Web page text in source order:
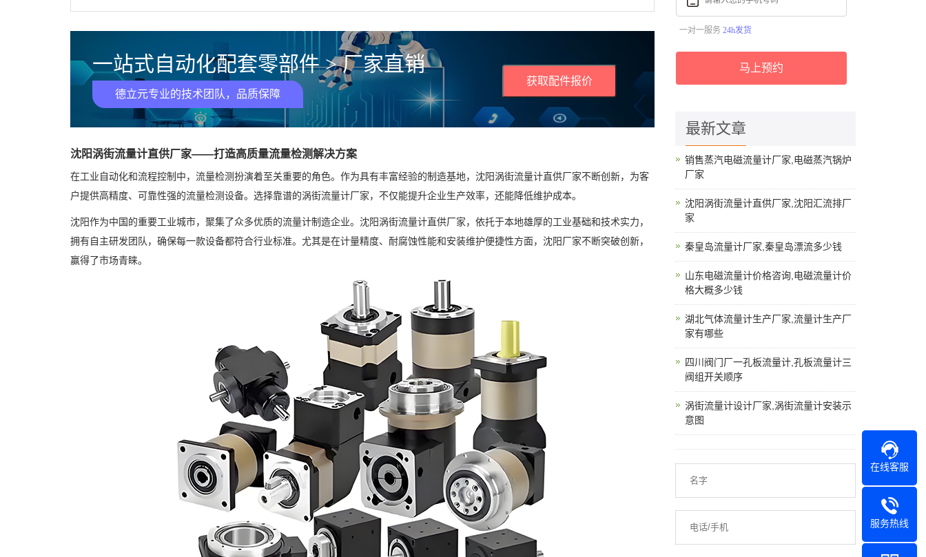
一站式自动化配套零部件 > 厂家直销
德立元专业的技术团队，品质保障
获取配件报价
沈阳涡街流量计直供厂家——打造高质量流量检测解决方案
在工业自动化和流程控制中，流量检测扮演着至关重要的角色。作为具有丰富经验的制造基地，沈阳涡街流量计直供厂家不断创新，为客
户提供高精度、可靠性强的流量检测设备。选择靠谱的涡街流量计厂家，不仅能提升企业生产效率，还能降低维护成本。
沈阳作为中国的重要工业城市，聚集了众多优质的流量计制造企业。沈阳涡街流量计直供厂家，依托于本地雄厚的工业基础和技术实力，
拥有自主研发团队，确保每一款设备都符合行业标准。尤其是在计量精度、耐腐蚀性能和安装维护便捷性方面，沈阳厂家不断突破创新，
赢得了市场青睐。
一对一服务 24h发货
马上预约
最新文章
销售蒸汽电磁流量计厂家,电磁蒸汽锅炉
厂家
沈阳涡街流量计直供厂家,沈阳汇流排厂
家
秦皇岛流量计厂家,秦皇岛漂流多少钱
山东电磁流量计价格咨询,电磁流量计价
格大概多少钱
湖北气体流量计生产厂家,流量计生产厂
家有哪些
四川阀门厂一孔板流量计,孔板流量计三
阀组开关顺序
涡街流量计设计厂家,涡街流量计安装示
意图
在线客服
服务热线